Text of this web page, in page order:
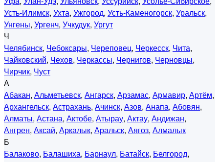
Усть-Илимск, Ухта, Ужгород, Усть-Каменогорск, Уральск,
Унгены, Ургенч, Учкудук, Ургут
Ч
Челябинск, Чебоксары, Череповец, Черкесск, Чита,
Чайковский, Чехов, Черкассы, Чернигов, Черновцы,
Чирчик, Чуст
А
Абакан, Альметьевск, Ангарск, Арзамас, Армавир, Артём,
Архангельск, Астрахань, Ачинск, Азов, Анапа, Абовян,
Алматы, Астана, Актобе, Атырау, Актау, Андижан,
Ангрен, Аксай, Аркалык, Аральск, Аягоз, Алмалык
Б
Балаково, Балашиха, Барнаул, Батайск, Белгород,